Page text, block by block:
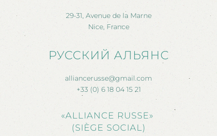
29-31, Avenue de la Marne
Nice, France
РУССКИЙ АЛЬЯНС
alliancerusse@gmail.com
+33 (0) 6 18 04 15 21
«ALLIANCE RUSSE»
(SIÈGE SOCIAL)